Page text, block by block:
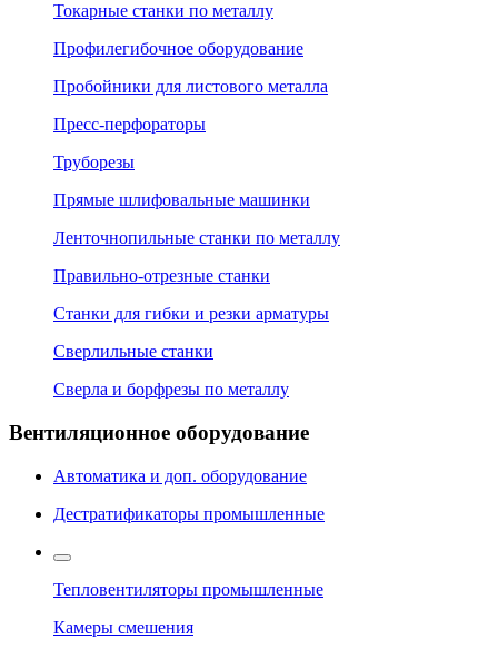
Токарные станки по металлу
Профилегибочное оборудование
Пробойники для листового металла
Пресс-перфораторы
Труборезы
Прямые шлифовальные машинки
Ленточнопильные станки по металлу
Правильно-отрезные станки
Станки для гибки и резки арматуры
Сверлильные станки
Сверла и борфрезы по металлу
Вентиляционное оборудование
Автоматика и доп. оборудование
Дестратификаторы промышленные
Тепловентиляторы промышленные
Камеры смешения